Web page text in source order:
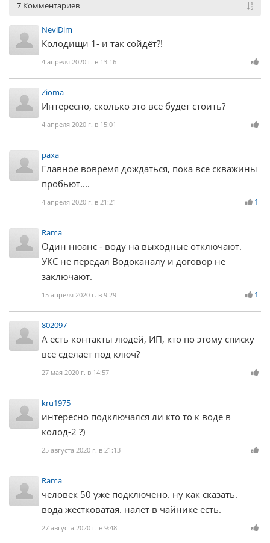
7 Комментариев
NeviDim
Колодищи 1- и так сойдёт?!
4 апреля 2020 г. в 13:16
Zioma
Интересно, сколько это все будет стоить?
4 апреля 2020 г. в 15:01
paxa
Главное вовремя дождаться, пока все скважины
пробьют....
4 апреля 2020 г. в 21:21 1
Rama
Один нюанс - воду на выходные отключают.
УКС не передал Водоканалу и договор не
заключают.
15 апреля 2020 г. в 9:29 1
802097
А есть контакты людей, ИП, кто по этому списку
все сделает под ключ?
27 мая 2020 г. в 14:57
kru1975
интересно подключался ли кто то к воде в
колод-2 ?)
25 августа 2020 г. в 21:13
Rama
человек 50 уже подключено. ну как сказать.
вода жестковатая. налет в чайнике есть.
27 августа 2020 г. в 9:48